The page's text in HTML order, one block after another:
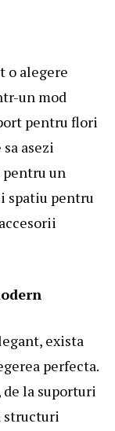
o alegere
un mod
pentru flori
asezi
un
spatiu pentru
exista
perfecta.
la suporturi
structuri